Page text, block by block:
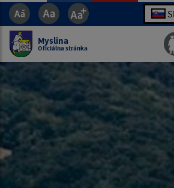
Myslina
Oficiálna stránka